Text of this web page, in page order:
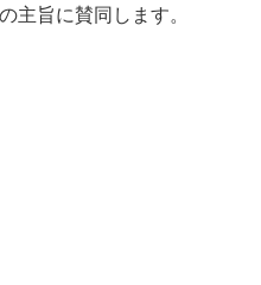
主旨に賛同します。